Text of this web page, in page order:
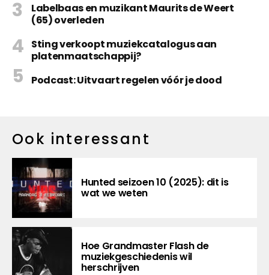
Labelbaas en muzikant Maurits de Weert
(65) overleden
Sting verkoopt muziekcatalogus aan
platenmaatschappij?
Podcast: Uitvaart regelen vóór je dood
Ook interessant
Hunted seizoen 10 (2025): dit is
wat we weten
Hoe Grandmaster Flash de
muziekgeschiedenis wil
herschrijven